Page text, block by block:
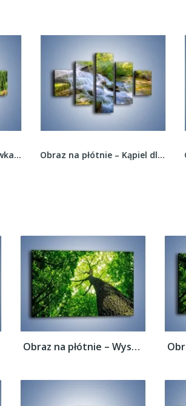
–... Obraz na płótnie – Kąpiel dla wędrowca –...
Obraz na płótnie – Wysoko na drzewie –...